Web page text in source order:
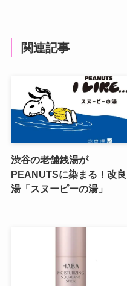
関連記事
渋谷の老舗銭湯が
PEANUTSに染まる！改良
湯「スヌーピーの湯」